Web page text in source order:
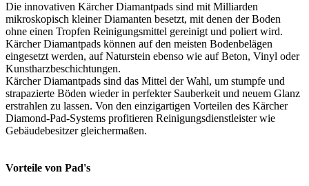
Die innovativen Kärcher Diamantpads sind mit Milliarden
mikroskopisch kleiner Diamanten besetzt, mit denen der Boden
ohne einen Tropfen Reinigungsmittel gereinigt und poliert wird.
Kärcher Diamantpads können auf den meisten Bodenbelägen
eingesetzt werden, auf Naturstein ebenso wie auf Beton, Vinyl oder
Kunstharzbeschichtungen.
Kärcher Diamantpads sind das Mittel der Wahl, um stumpfe und
strapazierte Böden wieder in perfekter Sauberkeit und neuem Glanz
erstrahlen zu lassen. Von den einzigartigen Vorteilen des Kärcher
Diamond-Pad-Systems profitieren Reinigungsdienstleister wie
Gebäudebesitzer gleichermaßen.
Vorteile von Pad's